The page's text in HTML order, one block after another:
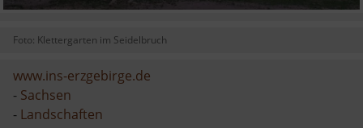
Foto: Klettergarten im Seidelbruch
www.ins-erzgebirge.de
- Sachsen
- Landschaften